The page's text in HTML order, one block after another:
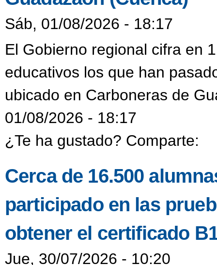
Sáb, 01/08/2026 - 18:17
El Gobierno regional cifra en
educativos los que han
ubicado en Carboneras de
01/08/2026 - 18:17
¿Te ha gustado? Comparte:
Cerca de 16.500
participado en las
obtener el certificado
Jue, 30/07/2026 - 10:20